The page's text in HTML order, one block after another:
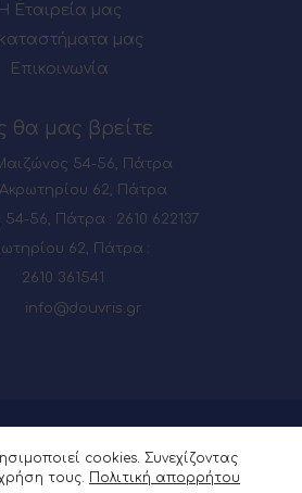
Η Εταιρεία μας
καταστήματα μας
Επικοινωνία
θα μας βρείτε
54-56, Πάτρα
Ακρωτηρίου 62, Πάτρα
56, Πάτρα : 2610 622137
62, Πάτρα :
2610 361541
info@douvris.gr
cookies. Συνεχίζοντας
τους. Πολιτική απορρήτου